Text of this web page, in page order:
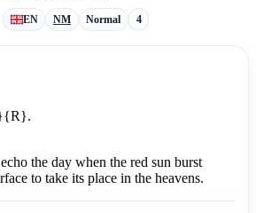
EN NM Normal 4
the day when the red sun burst
to take its place in the heavens.